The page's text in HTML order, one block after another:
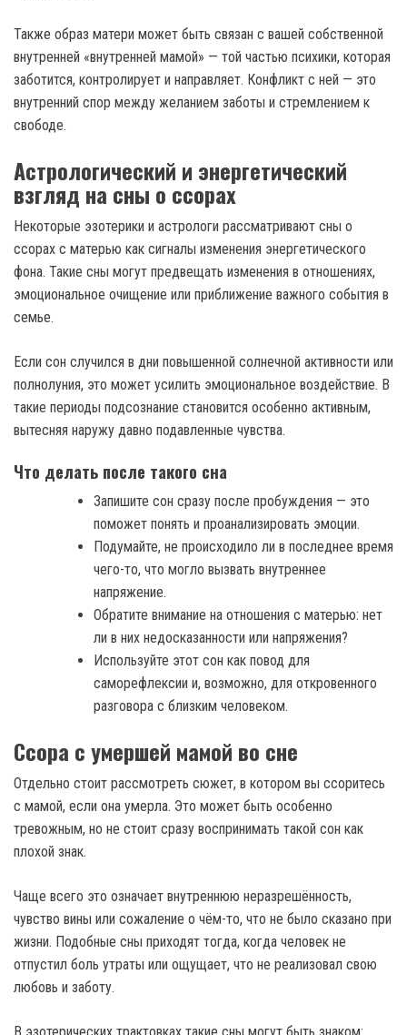
Также образ матери может быть связан с вашей собственной
внутренней «внутренней мамой» — той частью психики, которая
заботится, контролирует и направляет. Конфликт с ней — это
внутренний спор между желанием заботы и стремлением к
свободе.
Астрологический и энергетический
взгляд на сны о ссорах
Некоторые эзотерики и астрологи рассматривают сны о
ссорах с матерью как сигналы изменения энергетического
фона. Такие сны могут предвещать изменения в отношениях,
эмоциональное очищение или приближение важного события в
семье.
Если сон случился в дни повышенной солнечной активности или
полнолуния, это может усилить эмоциональное воздействие. В
такие периоды подсознание становится особенно активным,
вытесняя наружу давно подавленные чувства.
Что делать после такого сна
Запишите сон сразу после пробуждения — это
поможет понять и проанализировать эмоции.
Подумайте, не происходило ли в последнее время
чего-то, что могло вызвать внутреннее
напряжение.
Обратите внимание на отношения с матерью: нет
ли в них недосказанности или напряжения?
Используйте этот сон как повод для
саморефлексии и, возможно, для откровенного
разговора с близким человеком.
Ссора с умершей мамой во сне
Отдельно стоит рассмотреть сюжет, в котором вы ссоритесь
с мамой, если она умерла. Это может быть особенно
тревожным, но не стоит сразу воспринимать такой сон как
плохой знак.
Чаще всего это означает внутреннюю неразрешённость,
чувство вины или сожаление о чём-то, что не было сказано при
жизни. Подобные сны приходят тогда, когда человек не
отпустил боль утраты или ощущает, что не реализовал свою
любовь и заботу.